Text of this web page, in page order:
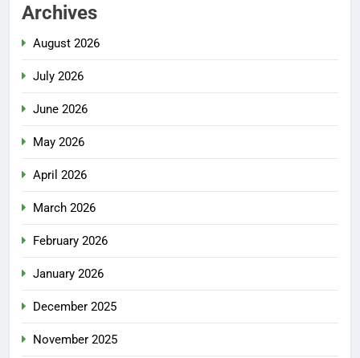
Archives
August 2026
July 2026
June 2026
May 2026
April 2026
March 2026
February 2026
January 2026
December 2025
November 2025